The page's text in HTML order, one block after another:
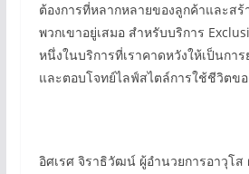
ต้องการที่หลากหลายของลูกค้าและสร้
พวกเขาอยู่เสมอ สำหรับบริการ
หนึ่งในบริการที่เราคาดหวังให้เป็นกา
และตอบโจทย์ไลฟ์สไตล์การใช้ชีวิตขอ
อิศเรศ จิราธิวัฒน์ ผู้อำนวยการอาวุโส